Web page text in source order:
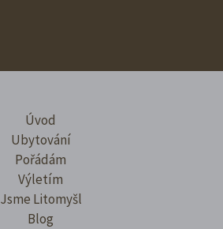
Úvod
Ubytování
Pořádám
Výletím
Jsme Litomyšl
Blog